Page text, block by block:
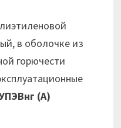
в оболочке из
горючести
(А)